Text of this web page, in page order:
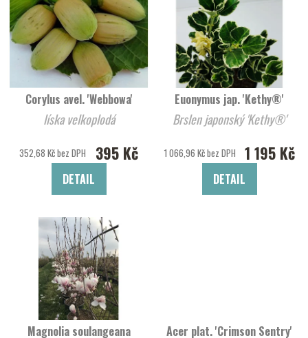
Corylus avel. 'Webbowa'
líska velkoplodá
352,68 Kč bez DPH 395 Kč
DETAIL
Euonymus jap. 'Kethy®'
Brslen japonský 'Kethy®'
1 066,96 Kč bez DPH 1 195 Kč
DETAIL
Magnolia soulangeana Acer plat. 'Crimson Sentry'